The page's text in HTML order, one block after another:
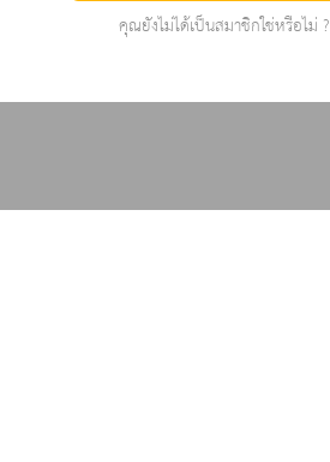
คุณยังไม่ได้เป็นสมาชิกใช่หรือไม่ ?